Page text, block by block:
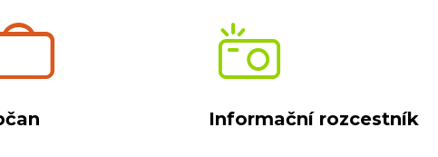
Informační rozcestník